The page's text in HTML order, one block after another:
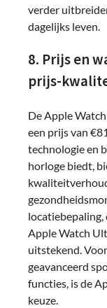
verder
dagelijks leven.
8. Prijs en
prijs-
De Apple
een prijs van
technologie en
horloge biedt,
Apple Watch
uitstekend.
geavanceerd
functies, is de
keuze.